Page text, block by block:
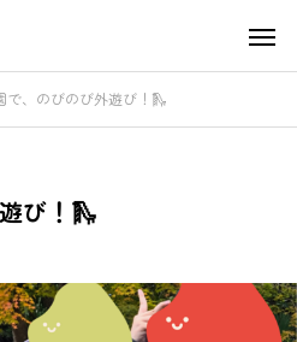
で、のびのび外遊び！🛝
び！🛝